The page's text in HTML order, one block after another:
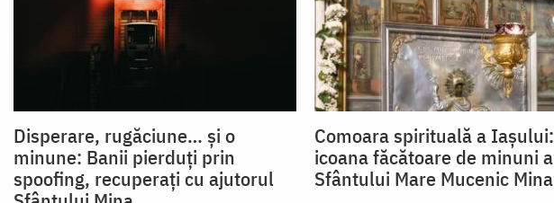
Disperare, rugăciune… și o
minune: Banii pierduți prin
spoofing, recuperați cu ajutorul
Comoara spirituală a Iașului:
icoana făcătoare de minuni a
Sfântului Mare Mucenic Mina